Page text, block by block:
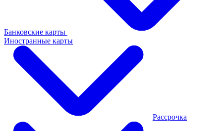
Банковские карты
Иностранные карты
Рассрочка